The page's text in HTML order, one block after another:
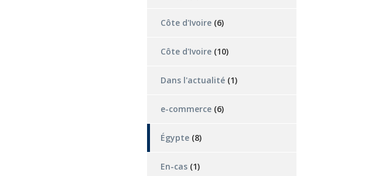
Côte d'Ivoire (6)
Côte d'Ivoire (10)
Dans l'actualité (1)
e-commerce (6)
Égypte (8)
En-cas (1)